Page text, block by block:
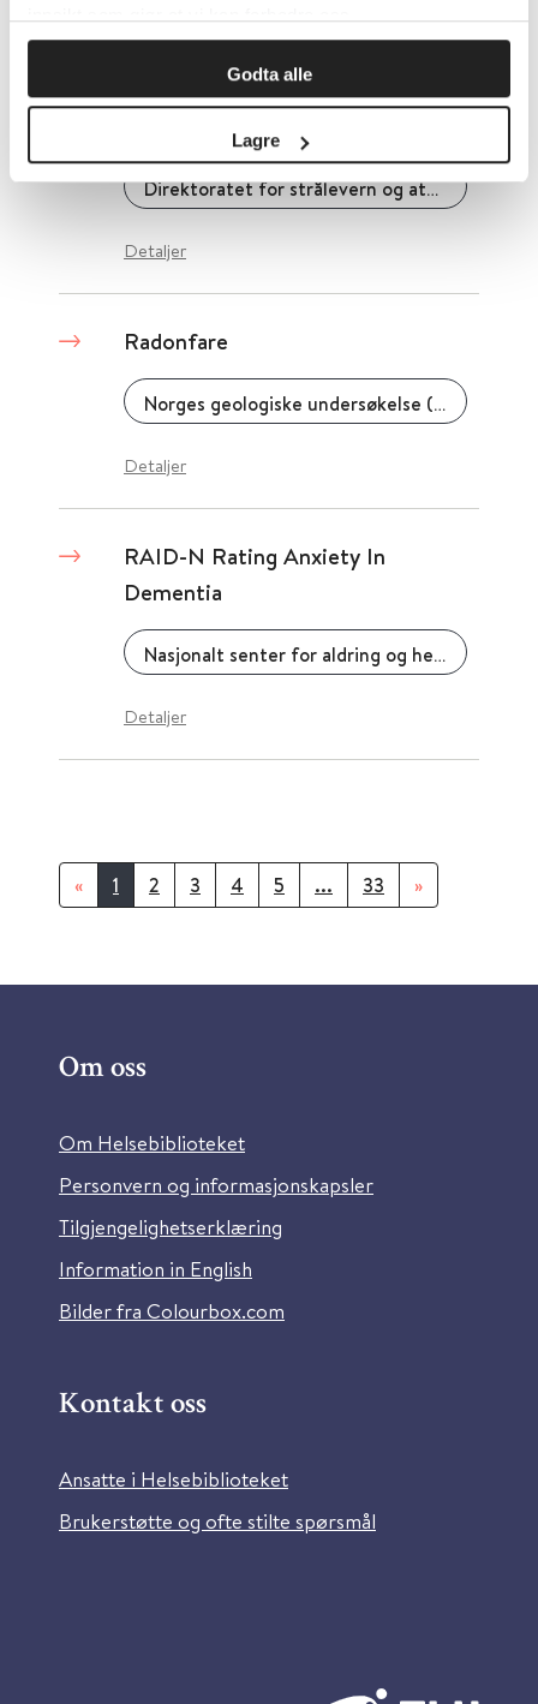
Godta alle
Lagre
Detaljer
Radon i boliger - Målinger
Direktoratet for strålevern og atomsikkerhet
Detaljer
Radonfare
Norges geologiske undersøkelse (NGU)
Detaljer
RAID-N Rating Anxiety In
Dementia
Nasjonalt senter for aldring og helse
Detaljer
« 1 2 3 4 5 ... 33 »
Om oss
Om Helsebiblioteket
Personvern og informasjonskapsler
Tilgjengelighetserklæring
Information in English
Bilder fra Colourbox.com
Kontakt oss
Ansatte i Helsebiblioteket
Brukerstøtte og ofte stilte spørsmål